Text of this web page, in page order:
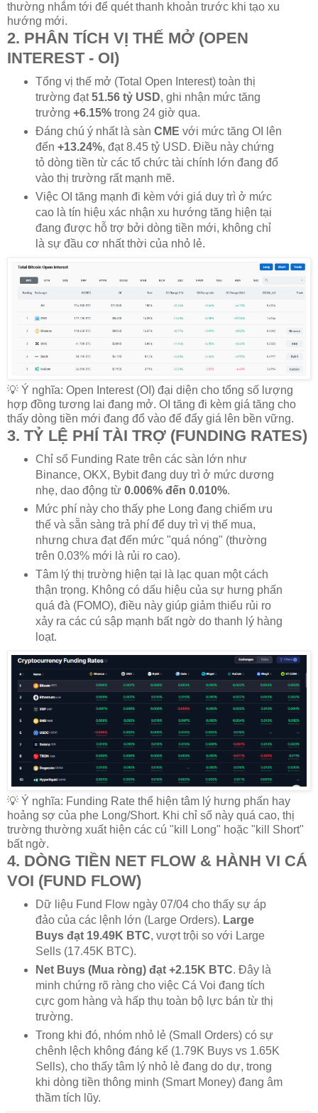
thường nhắm tới để quét thanh khoản trước khi tạo xu
hướng mới.
2. PHÂN TÍCH VỊ THẾ MỞ (OPEN
INTEREST - OI)
Tổng vị thế mở (Total Open Interest) toàn thị
trường đạt51.56 tỷ USD, ghi nhận mức tăng
trưởng +6.15%trong 24 giờ qua.
Đáng chú ý nhất là sàn CME với mức tăng OI lên
đến +13.24%, đạt 8.45 tỷ USD. Điều này chứng
tỏ dòng tiền từ các tổ chức tài chính lớn đang đổ
vào thị trường rất mạnh mẽ.
Việc OI tăng mạnh đi kèm với giá duy trì ở mức
cao là tín hiệu xác nhận xu hướng tăng hiện tại
đang được hỗ trợ bởi dòng tiền mới, không chỉ
là sự đầu cơ nhất thời của nhỏ lẻ.
💡 Ý nghĩa: Open Interest (OI) đại diện cho tổng số lượng
hợp đồng tương lai đang mở. OI tăng đi kèm giá tăng cho
thấy dòng tiền mới đang đổ vào để đẩy giá lên bền vững.
3. TỶ LỆ PHÍ TÀI TRỢ (FUNDING RATES)
Chỉ số Funding Rate trên các sàn lớn như
Binance, OKX, Bybit đang duy trì ở mức dương
nhẹ, dao động từ 0.006% đến 0.010%.
Mức phí này cho thấy phe Long đang chiếm ưu
thế và sẵn sàng trả phí để duy trì vị thế mua,
nhưng chưa đạt đến mức "quá nóng" (thường
trên 0.03% mới là rủi ro cao).
Tâm lý thị trường hiện tại là lạc quan một cách
thận trọng. Không có dấu hiệu của sự hưng phấn
quá đà (FOMO), điều này giúp giảm thiểu rủi ro
xảy ra các cú sập mạnh bất ngờ do thanh lý hàng
loạt.
💡 Ý nghĩa: Funding Rate thể hiện tâm lý hưng phấn hay
hoảng sợ của phe Long/Short. Khi chỉ số này quá cao, thị
trường thường xuất hiện các cú "kill Long" hoặc "kill Short"
bất ngờ.
4. DÒNG TIỀN NET FLOW & HÀNH VI CÁ
VOI (FUND FLOW)
Dữ liệu Fund Flow ngày 07/04 cho thấy sự áp
đảo của các lệnh lớn (Large Orders). Large
Buys đạt 19.49K BTC, vượt trội so với Large
Sells (17.45K BTC).
Net Buys (Mua ròng) đạt +2.15K BTC. Đây là
minh chứng rõ ràng cho việc Cá Voi đang tích
cực gom hàng và hấp thụ toàn bộ lực bán từ thị
trường.
Trong khi đó, nhóm nhỏ lẻ (Small Orders) có sự
chênh lệch không đáng kể (1.79K Buys vs 1.65K
Sells), cho thấy tâm lý nhỏ lẻ đang do dự, trong
khi dòng tiền thông minh (Smart Money) đang âm
thầm tích lũy.